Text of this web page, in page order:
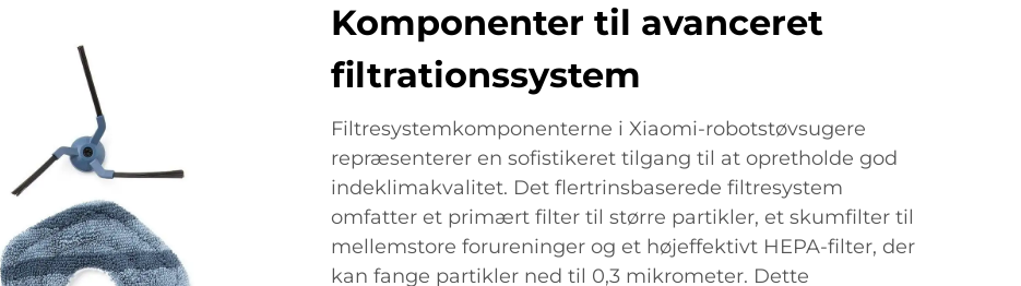
Komponenter til avanceret
filtrationssystem
Filtresystemkomponenterne i Xiaomi-robotstøvsugere
repræsenterer en sofistikeret tilgang til at opretholde god
indeklimakvalitet. Det flertrinsbaserede filtresystem
omfatter et primært filter til større partikler, et skumfilter til
mellemstore forureninger og et højeffektivt HEPA-filter, der
kan fange partikler ned til 0,3 mikrometer. Dette